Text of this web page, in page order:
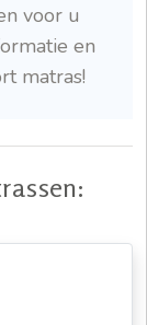
voor u
en
matras!